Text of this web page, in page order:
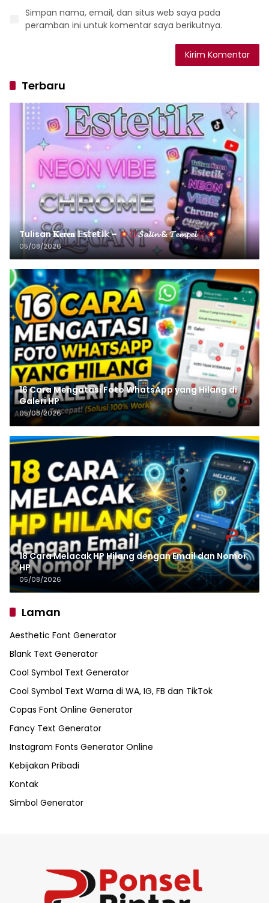
Simpan nama, email, dan situs web saya pada
peramban ini untuk komentar saya berikutnya.
Terbaru
Tulisan 𝐊𝐞𝐫𝐞𝐧 𝔼𝕤𝕥𝕖𝕥𝕚𝕜 – 𝓢𝓪𝓵𝓲𝓷 & 𝓣𝓮𝓶𝓹𝓮𝓵
05/08/2026
16 Cara Mengatasi Foto WhatsApp yang Hilang di
Galeri HP
05/08/2026
18 Cara Melacak HP Hilang dengan Email dan Nomor
HP
05/08/2026
Laman
Aesthetic Font Generator
Blank Text Generator
Cool Symbol Text Generator
Cool Symbol Text Warna di WA, IG, FB dan TikTok
Copas Font Online Generator
Fancy Text Generator
Instagram Fonts Generator Online
Kebijakan Pribadi
Kontak
Simbol Generator